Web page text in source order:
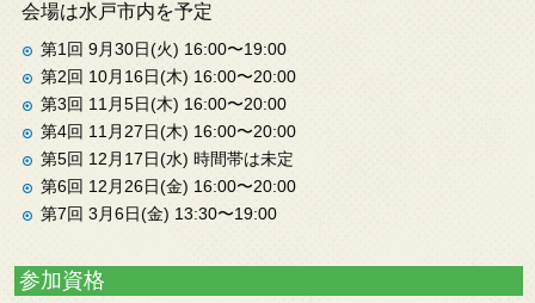
会場は水戸市内を予定
第1回 9月30日(火) 16:00〜19:00
第2回 10月16日(木) 16:00〜20:00
第3回 11月5日(木) 16:00〜20:00
第4回 11月27日(木) 16:00〜20:00
第5回 12月17日(水) 時間帯は未定
第6回 12月26日(金) 16:00〜20:00
第7回 3月6日(金) 13:30〜19:00
参加資格